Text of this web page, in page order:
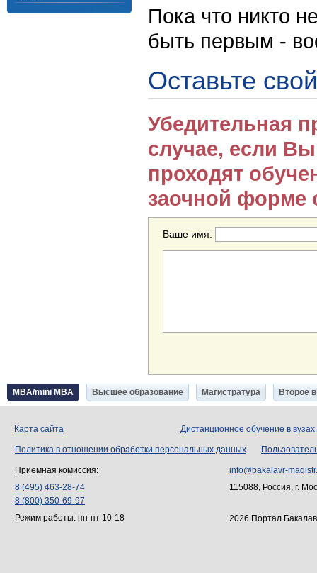
Пока что никто
быть первым -
Оставьте
Убедительная
случае, если
проходят
заочной форме
Ваше имя:
MBA/mini MBA Высшее образование Магистратура Второе
Карта сайта Дистанционное обучение в
Политика в отношении обработки персональных данных
Приемная комиссия:
8 (495) 463-28-74
8 (800) 350-69-97
Режим работы: пн-пт 10-18
info@bakalavr-
115088, Россия, г.
2026 Портал